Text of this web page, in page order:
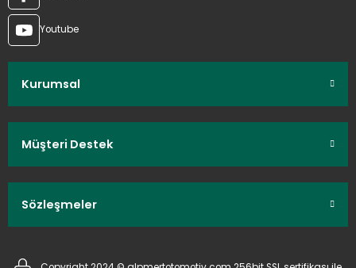
Youtube
Kurumsal
Müşteri Destek
Sözleşmeler